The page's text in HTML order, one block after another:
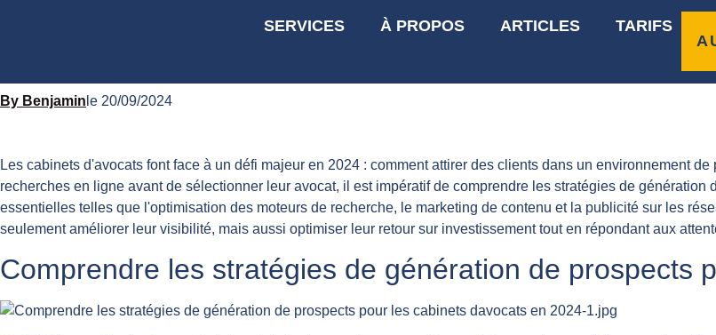
SERVICES À PROPOS ARTICLES
TARIFS
Stratégies de génération de prospects
Benjamin le 20/09/2024
Les cabinets d'avocats font face à un défi majeur en 2024 : comment attirer des clients dans un environnement
recherches en ligne avant de sélectionner leur avocat, il est impératif de comprendre les stratégies de
essentielles telles que l'optimisation des moteurs de recherche, le marketing de contenu et la publicité sur les
seulement améliorer leur visibilité, mais aussi optimiser leur retour sur investissement tout en répondant aux
Comprendre les stratégies de génération de prospects